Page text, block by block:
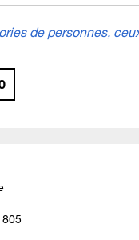
de personnes,
805